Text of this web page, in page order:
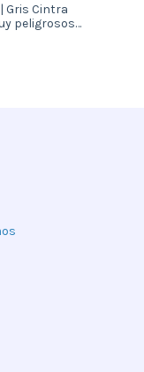
Gris Cintra
peligrosos